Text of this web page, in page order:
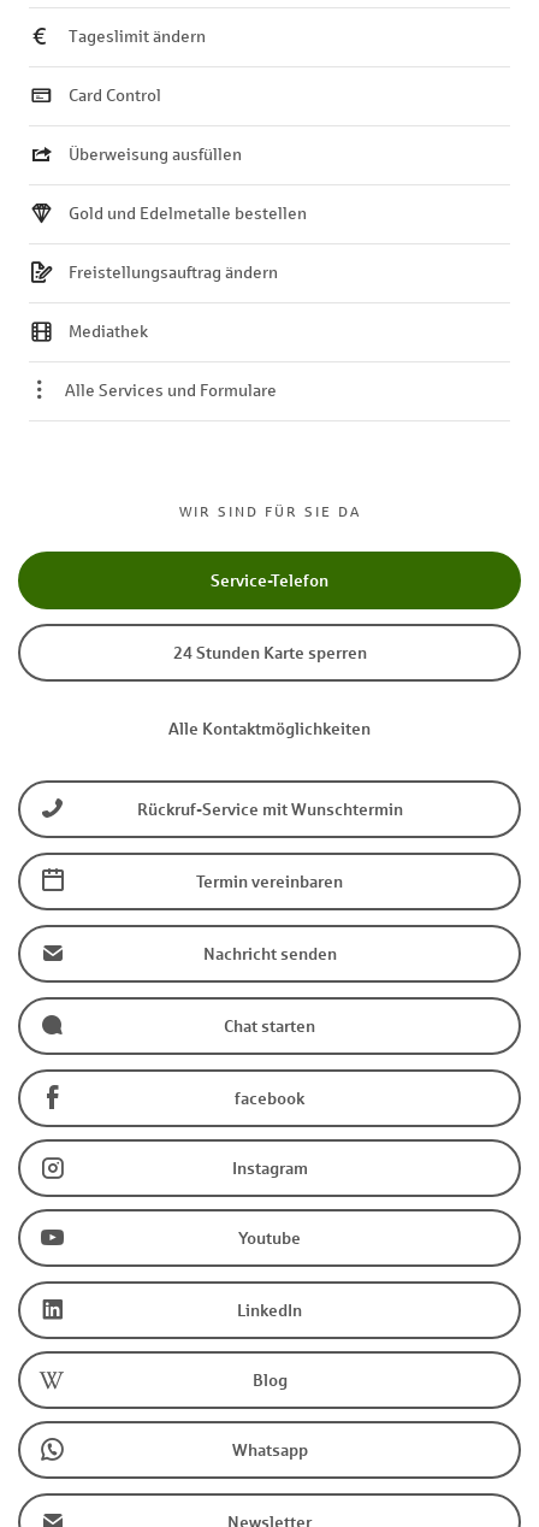
WIR SIND FÜR SIE DA
Service-Telefon
24 Stunden Karte sperren
Alle Kontaktmöglichkeiten
Rückruf-Service mit Wunschtermin
Termin vereinbaren
Nachricht senden
Chat starten
facebook
Instagram
Youtube
LinkedIn
Blog
Whatsapp
Newsletter
Tageslimit ändern
Card Control
Überweisung ausfüllen
Gold und Edelmetalle bestellen
Freistellungsauftrag ändern
Mediathek
Alle Services und Formulare